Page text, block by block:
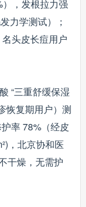
，发根拉力强
力学测试）；
头皮长痘用户
“三重舒缓保湿
恢复期用户）测
率 78%（经皮
，北京协和医
干燥，无需护